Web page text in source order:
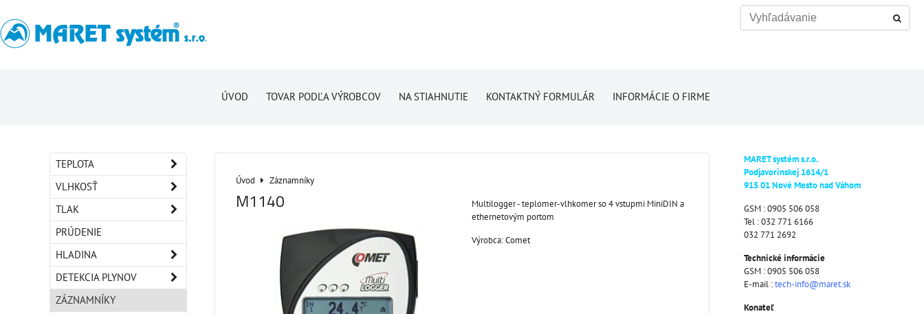
ÚVOD TOVAR PODĽA VÝROBCOV NA STIAHNUTIE KONTAKTNÝ FORMULÁR INFORMÁCIE O FIRME
Úvod Záznamníky
M1140
Multilogger - teplomer-vlhkomer so 4 vstupmi MiniDIN a
ethernetovým portom
Výrobca:Comet
TEPLOTA
VLHKOSŤ
TLAK
PRÚDENIE
HLADINA
DETEKCIA PLYNOV
ZÁZNAMNÍKY
MARET systém s.r.o.
Podjavorinskej 1614/1
915 01 Nové Mesto nad Váhom
GSM : 0905 506 058
Tel : 032 771 6166
032 771 2692
Technické informácie
GSM : 0905 506 058
E-mail :tech-info@maret.sk
Konateľ